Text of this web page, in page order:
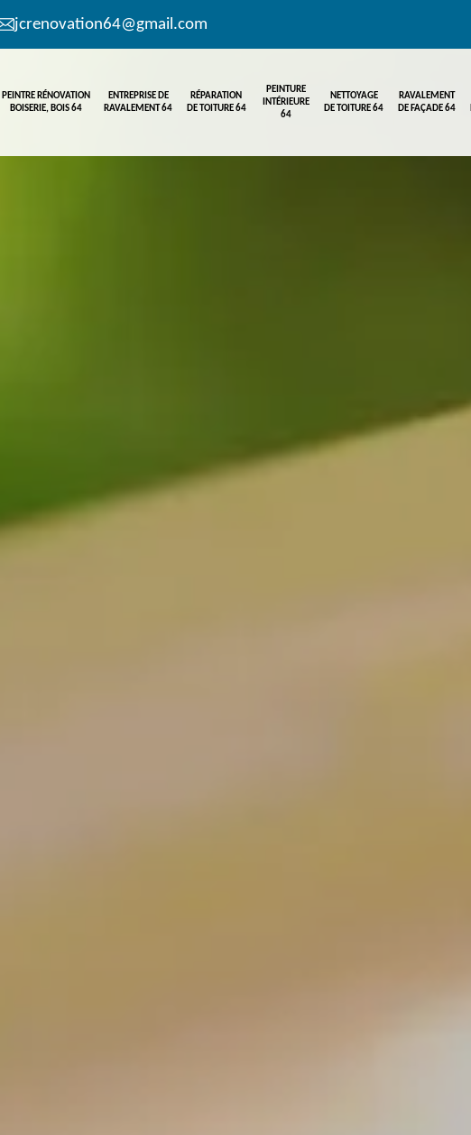
jcrenovation64@gmail.com
PEINTRE RÉNOVATION
BOISERIE, BOIS 64
ENTREPRISE DE
RAVALEMENT 64
RÉPARATION
DE TOITURE 64
PEINTURE
INTÉRIEURE
64
NETTOYAGE
DE TOITURE 64
RAVALEMENT
DE FAÇADE 64